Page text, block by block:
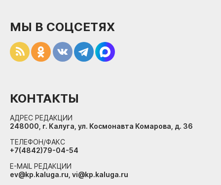
МЫ В СОЦСЕТЯХ
КОНТАКТЫ
АДРЕС РЕДАКЦИИ
248000, г. Калуга, ул. Космонавта Комарова, д. 36
ТЕЛЕФОН/ФАКС
+7(4842)79-04-54
E-MAIL РЕДАКЦИИ
ev@kp.kaluga.ru, vi@kp.kaluga.ru